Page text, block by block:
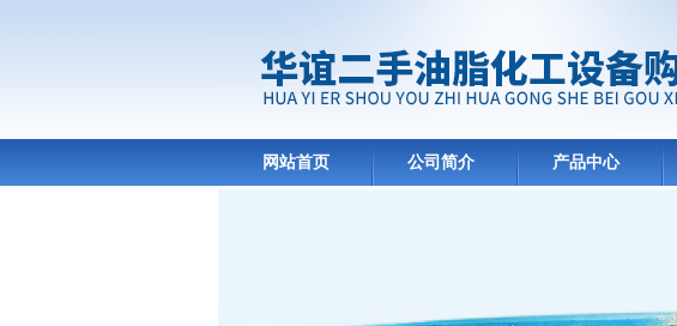
网站首页 公司简介 产品中心